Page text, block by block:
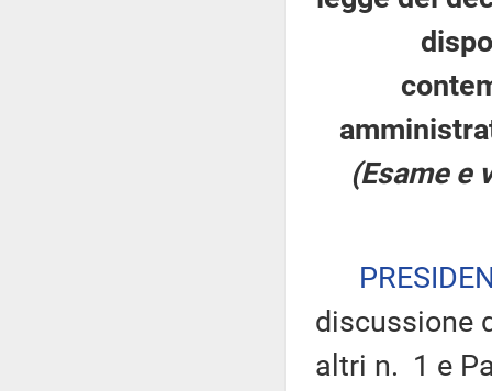
(Esame e
discussione
altri n. 1 e